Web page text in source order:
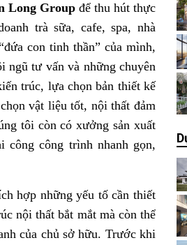
Long Group để thu hút thực
trà sữa, cafe, spa, nhà
con tinh thần” của mình,
ngũ tư vấn và những chuyên
trúc, lựa chọn bản thiết kế
vật liệu tốt, nội thất đảm
tôi còn có xưởng sản xuất
công trình nhanh gọn,
hợp những yếu tố cần thiết
nội thất bắt mắt mà còn thể
của chủ sở hữu. Trước khi